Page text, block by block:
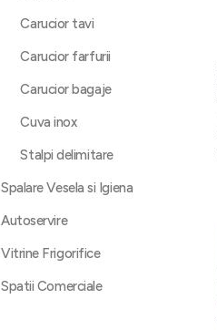
Carucior tavi
Carucior farfurii
Carucior bagaje
Cuva inox
Stalpi delimitare
Spalare Vesela si Igiena
Autoservire
Vitrine Frigorifice
Spatii Comerciale